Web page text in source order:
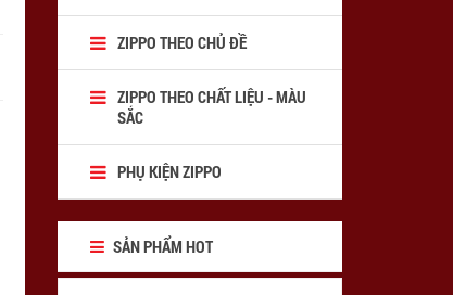
ZIPPO THEO CHỦ ĐỀ
ZIPPO THEO CHẤT LIỆU - MÀU
SẮC
PHỤ KIỆN ZIPPO
SẢN PHẨM HOT